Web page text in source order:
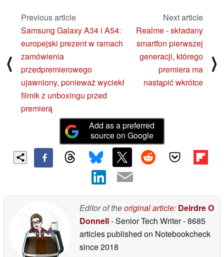
⟨
Previous article
Samsung Galaxy A34 i A54:
europejski prezent w ramach
zamówienia
przedpremierowego
ujawniony, ponieważ wyciekł
filmik z unboxingu przed
premierą
Next article
Realme - składany
smartfon pierwszej
generacji, którego
premiera ma
nastąpić wkrótce
⟩
Add as a preferred
source on Google
Editor of theoriginal article: Deirdre O
Donnell- Senior Tech Writer- 8685
articles published on Notebookcheck
since 2018